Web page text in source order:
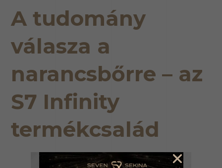
A tudomány
válasza a
narancsbőrre – az
S7 Infinity
termékcsalád